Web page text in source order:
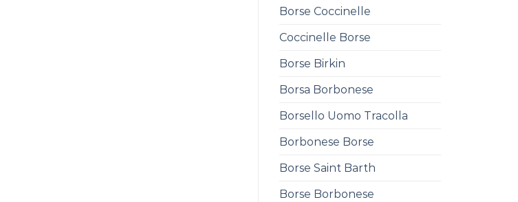
Borse Coccinelle
Coccinelle Borse
Borse Birkin
Borsa Borbonese
Borsello Uomo Tracolla
Borbonese Borse
Borse Saint Barth
Borse Borbonese